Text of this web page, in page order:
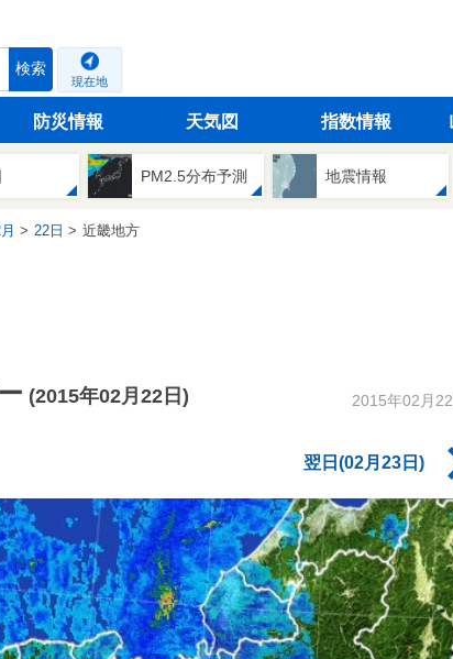
検索
現在地
防災情報 天気図 指数情報
PM2.5分布予測 地震情報
22日 近畿地方
(2015年02月22日) 2015年02月22
翌日(02月23日)